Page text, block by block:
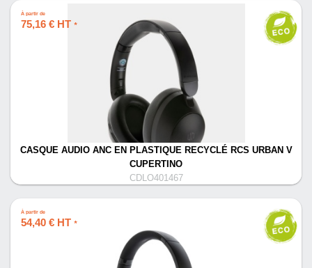
À partir de
75,16 € HT *
CASQUE AUDIO ANC EN PLASTIQUE RECYCLÉ RCS URBAN V
CUPERTINO
CDLO401467
À partir de
54,40 € HT *